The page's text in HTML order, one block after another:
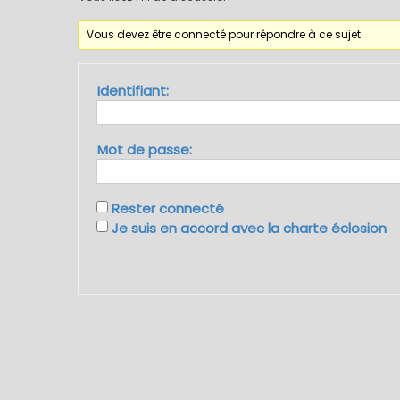
Vous devez être connecté pour répondre à ce sujet.
Identifiant:
Mot de passe:
Rester connecté
Je suis en accord avec la charte éclosion